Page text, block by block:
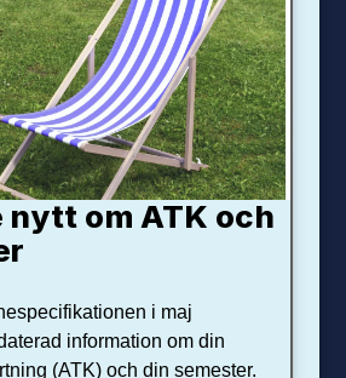
nytt om ATK och
i maj
information om din
(ATK) och din semester.